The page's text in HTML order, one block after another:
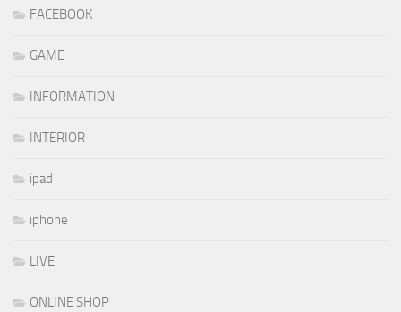
FACEBOOK
GAME
INFORMATION
INTERIOR
ipad
iphone
LIVE
ONLINE SHOP